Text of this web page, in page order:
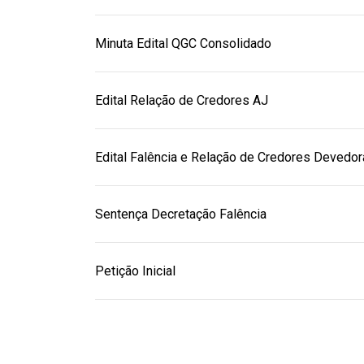
Minuta Edital QGC Consolidado
Edital Relação de Credores AJ
Edital Falência e Relação de Credores
Sentença Decretação Falência
Petição Inicial